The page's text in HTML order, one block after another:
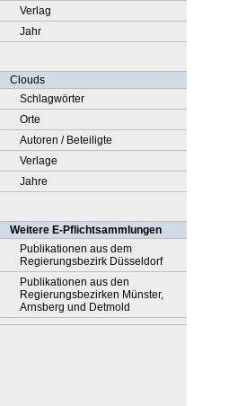
Verlag
Jahr
Clouds
Schlagwörter
Orte
Autoren / Beteiligte
Verlage
Jahre
Weitere E-Pflichtsammlungen
Publikationen aus dem
Regierungsbezirk Düsseldorf
Publikationen aus den
Regierungsbezirken Münster,
Arnsberg und Detmold